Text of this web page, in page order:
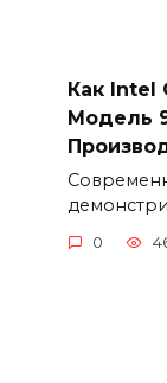
Как Intel
Модель
0